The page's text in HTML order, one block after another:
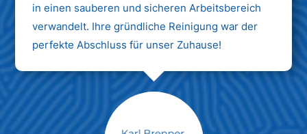
in einen sauberen und sicheren Arbeitsbereich
verwandelt. Ihre gründliche Reinigung war der
perfekte Abschluss für unser Zuhause!